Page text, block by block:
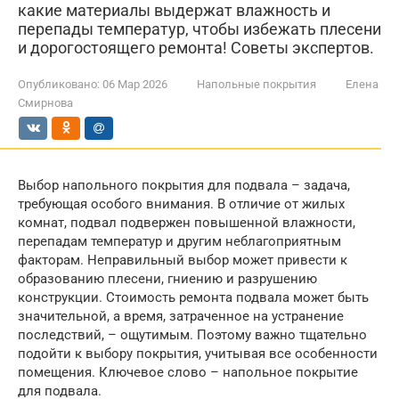
какие материалы выдержат влажность и
перепады температур, чтобы избежать плесени
и дорогостоящего ремонта! Советы экспертов.
Опубликовано: 06 Мар 2026 Напольные покрытия
Елена
Смирнова
Выбор напольного покрытия для подвала – задача,
требующая особого внимания. В отличие от жилых
комнат, подвал подвержен повышенной влажности,
перепадам температур и другим неблагоприятным
факторам. Неправильный выбор может привести к
образованию плесени, гниению и разрушению
конструкции. Стоимость ремонта подвала может быть
значительной, а время, затраченное на устранение
последствий, – ощутимым. Поэтому важно тщательно
подойти к выбору покрытия, учитывая все особенности
помещения. Ключевое слово – напольное покрытие
для подвала.